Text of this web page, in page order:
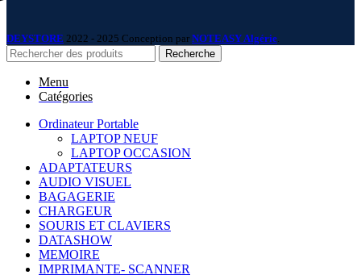
DEYSTORE 2022 - 2025 Conception par NOTEASY Algérie
Recherche
Menu
Catégories
Ordinateur Portable
LAPTOP NEUF
LAPTOP OCCASION
ADAPTATEURS
AUDIO VISUEL
BAGAGERIE
CHARGEUR
SOURIS ET CLAVIERS
DATASHOW
MEMOIRE
IMPRIMANTE- SCANNER